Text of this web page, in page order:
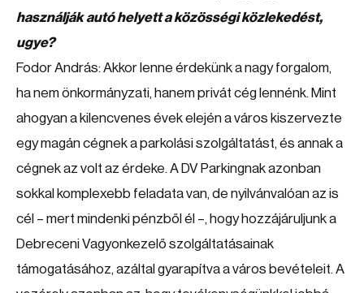
használják autó helyett a közösségi közlekedést,
ugye?
Fodor András: Akkor lenne érdekünk a nagy forgalom,
ha nem önkormányzati, hanem privát cég lennénk. Mint
ahogyan a kilencvenes évek elején a város kiszervezte
egy magán cégnek a parkolási szolgáltatást, és annak a
cégnek az volt az érdeke. A DV Parkingnak azonban
sokkal komplexebb feladata van, de nyilvánvalóan az is
cél – mert mindenki pénzből él –, hogy hozzájáruljunk a
Debreceni Vagyonkezelő szolgáltatásainak
támogatásához, azáltal gyarapítva a város bevételeit. A